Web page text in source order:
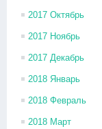
2017 Октябрь
2017 Ноябрь
2017 Декабрь
2018 Январь
2018 Февраль
2018 Март